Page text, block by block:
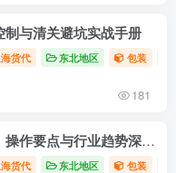
与清关避坑实战手册
海货代 东北地区 包装
181
特种柜国际运输全解析：方案设计、操作要点与行业趋势深度指南
海货代 东北地区 包装